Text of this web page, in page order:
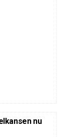
nu